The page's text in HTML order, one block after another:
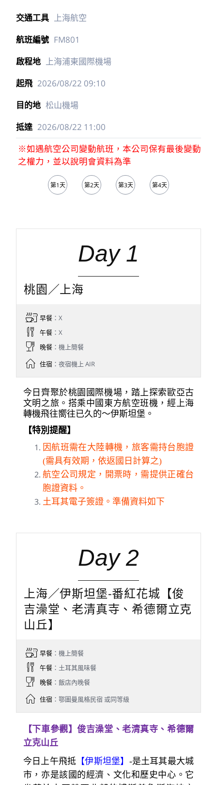
上海航空
FM801
上海浦東國際機場
松山機場
2026/08/2211:00
之權力，並以說明會資料為準
Day 1
桃園／上海
午餐：X
晚餐：機上簡餐
住宿：夜宿機上 AIR
轉機飛往嚮往已久的～伊斯坦堡。
因航班需在大陸轉機，旅客需持台胞證
(需具有效期，依返國日計算之)
航空公司規定，開票時，需提供正確台
胞證資料。
土耳其電子簽證。準備資料如下
Day 2
上海／伊斯坦堡-番紅花城【俊
吉澡堂、老清真寺、希德爾立克
山丘】
早餐：機上簡餐